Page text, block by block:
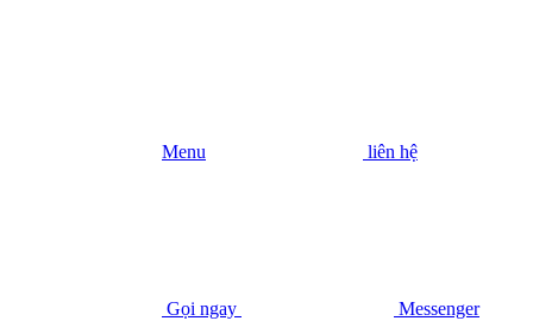
Menu liên hệ
Gọi ngay Messenger